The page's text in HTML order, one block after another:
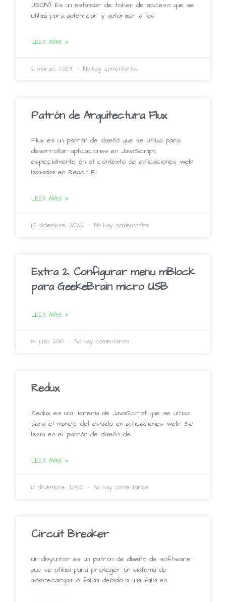
JSON). Es un estándar de token de acceso que se
utiliza para autenticar y autorizar a los
LEER MÁS »
6 marzo, 2023 No hay comentarios
Patrón de Arquitectura Flux
Flux es un patrón de diseño que se utiliza para
desarrollar aplicaciones en JavaScript,
especialmente en el contexto de aplicaciones web
basadas en React. El
LEER MÁS »
15 diciembre, 2022 No hay comentarios
Extra 2. Configurar menu mBlock
para GeekeBrain micro USB
LEER MÁS »
14 junio, 2018 No hay comentarios
Redux
Redux es una librería de JavaScript que se utiliza
para el manejo del estado en aplicaciones web. Se
basa en el patrón de diseño de
LEER MÁS »
17 diciembre, 2022 No hay comentarios
Circuit Breaker
Un disyuntor es un patrón de diseño de software
que se utiliza para proteger un sistema de
sobrecargas o fallas debido a una falla en